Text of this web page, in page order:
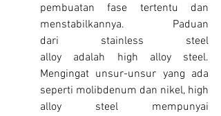
pembuatan fase tertentu dan
menstabilkannya. Paduan
dari stainless steel
alloy adalah high alloy steel.
Mengingat unsur-unsur yang ada
seperti molibdenum dan nikel, high
alloy steel mempunyai